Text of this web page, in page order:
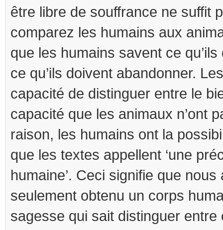
être libre de souffrance ne suffit
comparez les humains aux
que les humains savent ce
ce qu’ils doivent abandonner.
capacité de distinguer entre le
capacité que les animaux n’ont
raison, les humains ont la
que les textes appellent ‘une
humaine’. Ceci signifie que nous
seulement obtenu un corps
sagesse qui sait distinguer entre